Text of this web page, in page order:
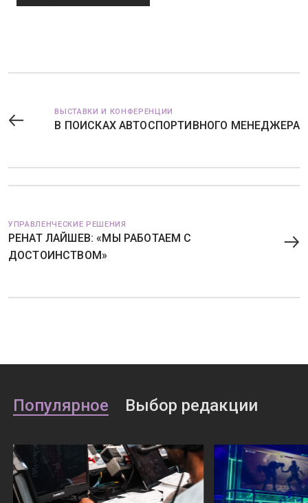
ВЫСТАВКИ И КОНФЕРЕНЦИИ
В ПОИСКАХ АВТОСПОРТИВНОГО МЕНЕДЖЕРА
УПРАВЛЕНЧЕСКИЕ РЕШЕНИЯ
РЕНАТ ЛАЙШЕВ: «МЫ РАБОТАЕМ С
ДОСТОИНСТВОМ»
Популярное Выбор редакции